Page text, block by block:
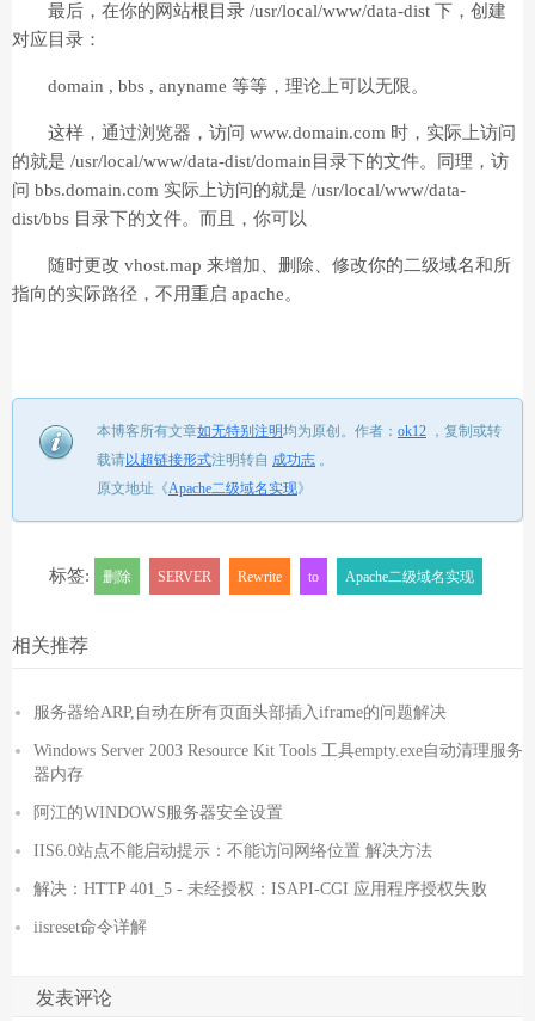
最后，在你的网站根目录 /usr/local/www/data-dist 下，创建
对应目录：
domain , bbs , anyname 等等，理论上可以无限。
这样，通过浏览器，访问 www.domain.com 时，实际上访问
的就是 /usr/local/www/data-dist/domain目录下的文件。同理，访
问 bbs.domain.com 实际上访问的就是 /usr/local/www/data-
dist/bbs 目录下的文件。而且，你可以
随时更改 vhost.map 来增加、删除、修改你的二级域名和所
指向的实际路径，不用重启 apache。
本博客所有文章如无特别注明均为原创。 作者： ok12 ， 复制或转
载请以超链接形式注明转自 成功志 。
原文地址《Apache二级域名实现》
标签: 删除 SERVER Rewrite to Apache二级域名实现
相关推荐
服务器给ARP,自动在所有页面头部插入iframe的问题解决
Windows Server 2003 Resource Kit Tools 工具empty.exe自动清理服务
器内存
阿江的WINDOWS服务器安全设置
IIS6.0站点不能启动提示：不能访问网络位置 解决方法
解决：HTTP 401_5 - 未经授权：ISAPI-CGI 应用程序授权失败
iisreset命令详解
发表评论